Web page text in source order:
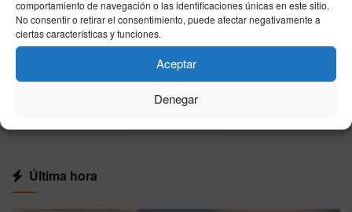
comportamiento de navegación o las identificaciones únicas en este sitio.
No consentir o retirar el consentimiento, puede afectar negativamente a
ciertas características y funciones.
Aceptar
Denegar
Solidaridad denuncia una gestión “nefasta”
del Ingesa en Ceuta y exige refuerzos
sanitarios inmediatos
Última hora